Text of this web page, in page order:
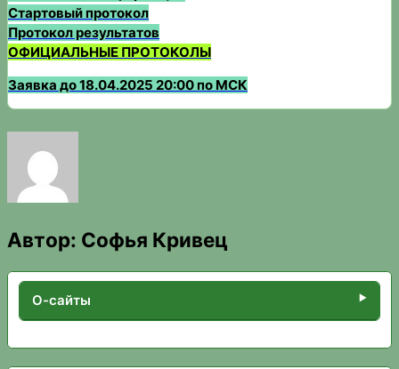
Стартовый протокол
Протокол результатов
ОФИЦИАЛЬНЫЕ ПРОТОКОЛЫ
Заявка до 18.04.2025 20:00 по МСК
Автор: Софья Кривец
О-сайты